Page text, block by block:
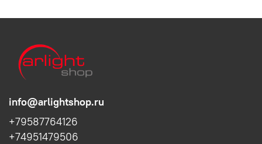
info@arlightshop.ru
+79587764126
+74951479506